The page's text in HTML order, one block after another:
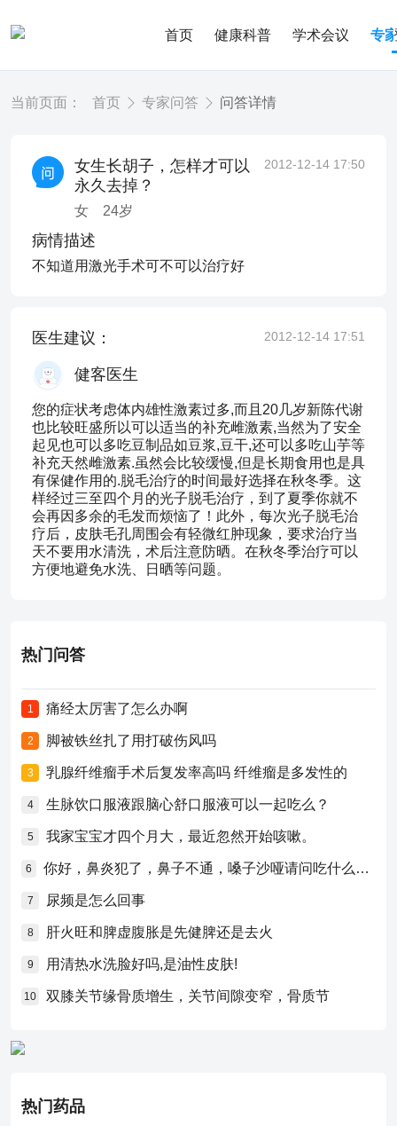
首页 健康科普 学术会议 专
当前页面： 首页 专家问答 问答详情
女生长胡子，怎样才可以
永久去掉？
女 24岁
2012-12-14 17:50
病情描述
不知道用激光手术可不可以治疗好
医生建议： 2012-12-14 17:51
健客医生
您的症状考虑体内雄性激素过多,而且20几岁新陈代谢
也比较旺盛所以可以适当的补充雌激素,当然为了安全
起见也可以多吃豆制品如豆浆,豆干,还可以多吃山芋等
补充天然雌激素.虽然会比较缓慢,但是长期食用也是具
有保健作用的.脱毛治疗的时间最好选择在秋冬季。这
样经过三至四个月的光子脱毛治疗，到了夏季你就不
会再因多余的毛发而烦恼了！此外，每次光子脱毛治
疗后，皮肤毛孔周围会有轻微红肿现象，要求治疗当
天不要用水清洗，术后注意防晒。在秋冬季治疗可以
方便地避免水洗、日晒等问题。
热门问答
1 痛经太厉害了怎么办啊
2 脚被铁丝扎了用打破伤风吗
3 乳腺纤维瘤手术后复发率高吗 纤维瘤是多发性的
4 生脉饮口服液跟脑心舒口服液可以一起吃么？
5 我家宝宝才四个月大，最近忽然开始咳嗽。
6 你好，鼻炎犯了，鼻子不通，嗓子沙哑请问吃什么药比较好？
7 尿频是怎么回事
8 肝火旺和脾虚腹胀是先健脾还是去火
9 用清热水洗脸好吗,是油性皮肤!
10 双膝关节缘骨质增生，关节间隙变窄，骨质节
热门药品